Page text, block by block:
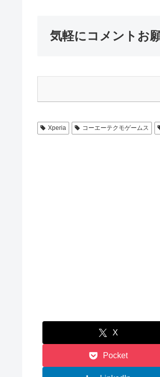
気軽にコメントお
Xperia コーエーテクモゲームス
X
Pocket